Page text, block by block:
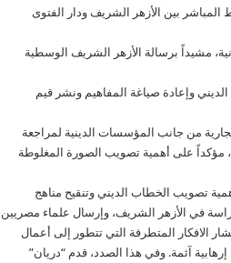
المباشر بين الأزهر الشريف ودار الفتوى
مشيداً برسالة الأزهر الشريف الوسطية
وإعادة صياغة المفاهيم ونشر قيم
من جانب المؤسسات الدينية لمراجعة
مؤكداً على أهمية تصويب الصورة المغلوطة
تصويب الخطاب الديني وتنقيح مناهج
في الأزهر الشريف، وإرسال علماء مصريين
الافكار المتطرفة التي تتطور إلى أعمال
آثمة. وفي هذا الصدد، قدم “دريان”